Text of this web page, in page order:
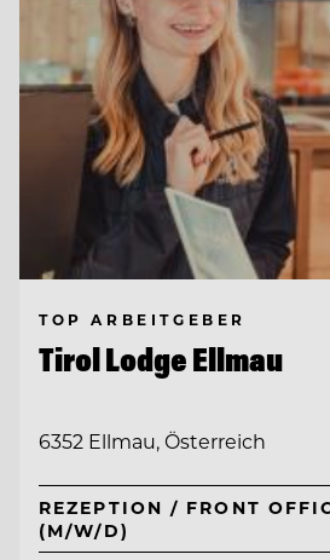
TOP ARBEITGEBER
Tirol Lodge Ellmau
6352 Ellmau, Österreich
REZEPTION / FRONT
(M/W/D)